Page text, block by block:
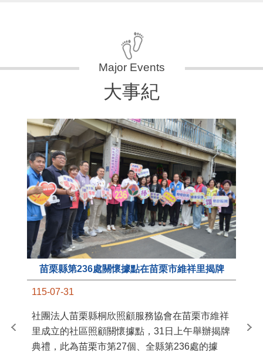
大事紀
苗栗縣第236處關懷據點在苗栗市維祥里揭牌
115-07-31
社團法人苗栗縣桐欣照顧服務協會在苗栗市維祥
里成立的社區照顧關懷據點，31日上午舉辦揭牌
典禮，此為苗栗市第27個、全縣第236處的據
苗